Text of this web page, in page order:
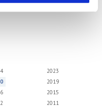
2023
2019
2015
2011